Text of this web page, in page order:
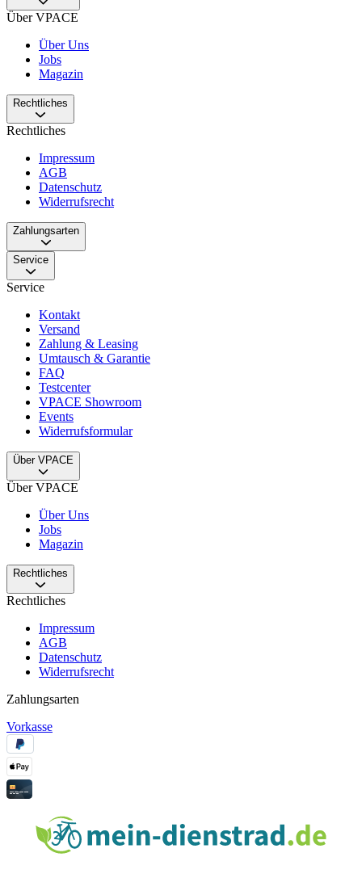
Über VPACE
Über Uns
Jobs
Magazin
Rechtliches
Rechtliches
Impressum
AGB
Datenschutz
Widerrufsrecht
Zahlungsarten
Service
Service
Kontakt
Versand
Zahlung & Leasing
Umtausch & Garantie
FAQ
Testcenter
VPACE Showroom
Events
Widerrufsformular
Über VPACE
Über VPACE
Über Uns
Jobs
Magazin
Rechtliches
Rechtliches
Impressum
AGB
Datenschutz
Widerrufsrecht
Zahlungsarten
Vorkasse